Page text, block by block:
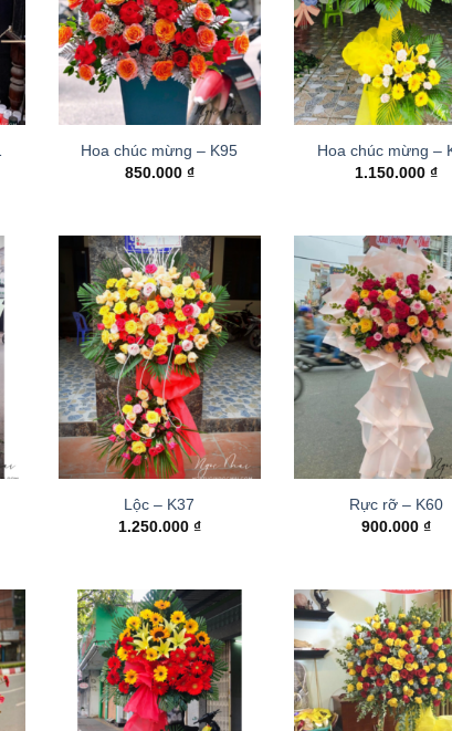
Hoa chúc mừng – K95
850.000 ₫
Hoa chúc mừng –
1.150.000 ₫
Lộc – K37
1.250.000 ₫
Rực rỡ – K60
900.000 ₫